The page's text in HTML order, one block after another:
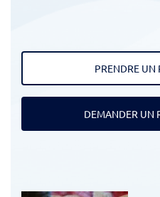
PRENDRE UN
DEMANDER UN